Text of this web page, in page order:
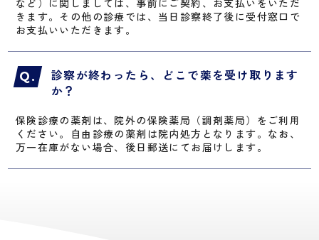
など）に関しましては、事前にご契約、お支払いをいただ
きます。その他の診療では、当日診察終了後に受付窓口で
お支払いいただきます。
診察が終わったら、どこで薬を受け取ります
か？
保険診療の薬剤は、院外の保険薬局（調剤薬局）をご利用
ください。自由診療の薬剤は院内処方となります。なお、
万一在庫がない場合、後日郵送にてお届けします。